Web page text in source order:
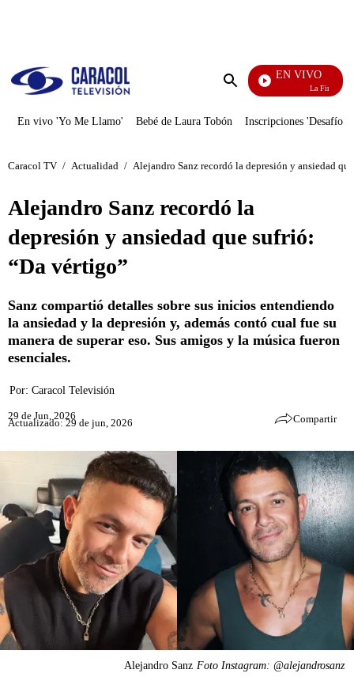
Enviar
EN VIVO
La Finca De Hoy
En vivo 'Yo Me Llamo' Bebé de Laura Tobón Inscripciones 'Desafío'
Caracol TV / Actualidad / Alejandro Sanz recordó la depresión y ansiedad
Alejandro Sanz recordó la
depresión y ansiedad que sufrió:
“Da vértigo”
Sanz compartió detalles sobre sus inicios entendiendo
la ansiedad y la depresión y, además contó cual fue su
manera de superar eso. Sus amigos y la música fueron
esenciales.
Por: Caracol Televisión
29 de Jun, 2026
Actualizado: 29 de jun, 2026 Compartir
Alejandro Sanz Foto Instagram: @alejandrosanz